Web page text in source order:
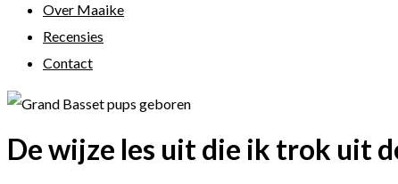
Over Maaike
Recensies
Contact
De wijze les uit die ik trok uit